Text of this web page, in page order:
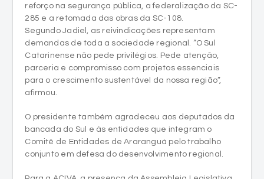
reforço na segurança pública, a federalização da SC-
285 e a retomada das obras da SC-108.
Segundo Jadiel, as reivindicações representam
demandas de toda a sociedade regional. “O Sul
Catarinense não pede privilégios. Pede atenção,
parceria e compromisso com projetos essenciais
para o crescimento sustentável da nossa região”,
afirmou.
O presidente também agradeceu aos deputados da
bancada do Sul e às entidades que integram o
Comitê de Entidades de Araranguá pelo trabalho
conjunto em defesa do desenvolvimento regional.